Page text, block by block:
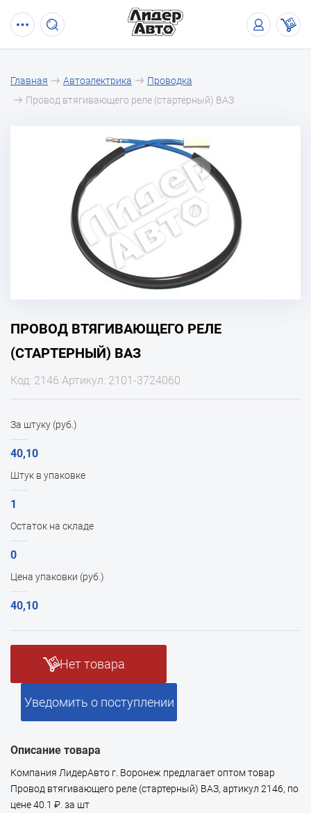
Главная Автоэлектрика
Проводка
Провод втягивающего реле (стартерный) ВАЗ
ПРОВОД ВТЯГИВАЮЩЕГО РЕЛЕ
(СТАРТЕРНЫЙ) ВАЗ
Код: 2146 Артикул: 2101-3724060
За штуку (руб.)
40,10
Штук в упаковке
1
Остаток на складе
0
Цена упаковки (руб.)
40,10
Нет товара
Уведомить о поступлении
Описание товара
Компания ЛидерАвто г. Воронеж предлагает оптом товар
Провод втягивающего реле (стартерный) ВАЗ, артикул 2146, по
цене 40.1 ₽. за шт